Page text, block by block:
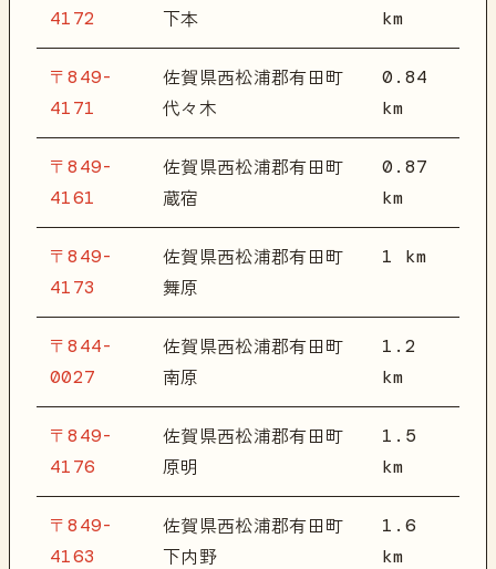
4172 下本 km
〒849-
4171
佐賀県西松浦郡有田町
代々木
0.84
km
〒849-
4161
佐賀県西松浦郡有田町
蔵宿
0.87
km
〒849-
4173
佐賀県西松浦郡有田町
舞原
1 km
〒844-
0027
佐賀県西松浦郡有田町
南原
1.2
km
〒849-
4176
佐賀県西松浦郡有田町
原明
1.5
km
〒849-
4163
佐賀県西松浦郡有田町
下内野
1.6
km